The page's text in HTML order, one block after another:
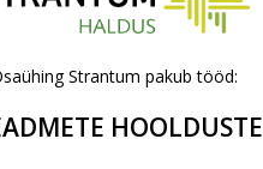
Strantum pakub tööd: